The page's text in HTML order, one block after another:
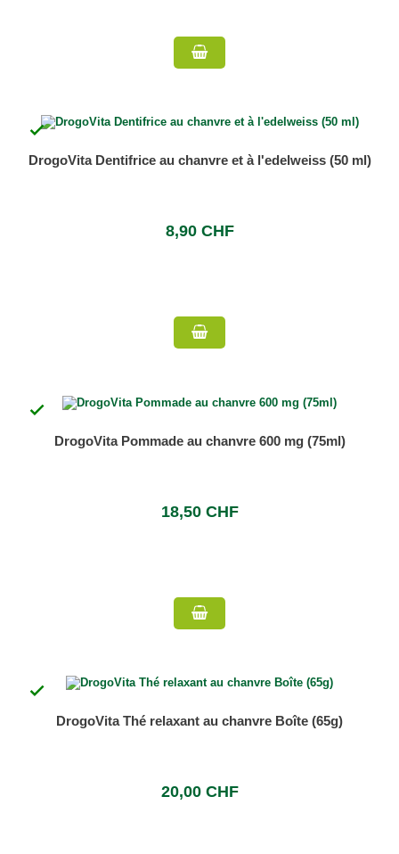

DrogoVita Dentifrice au chanvre et à l'edelweiss (50 ml)
8,90 CHF

DrogoVita Pommade au chanvre 600 mg (75ml)
18,50 CHF

DrogoVita Thé relaxant au chanvre Boîte (65g)
20,00 CHF